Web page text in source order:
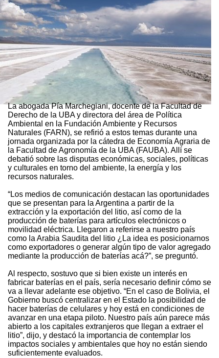
La abogada Pía Marchegiani, docente de la Facultad de
Derecho de la UBA y directora del área de Política
Ambiental en la Fundación Ambiente y Recursos
Naturales (FARN), se refirió a estos temas durante una
jornada organizada por la cátedra de Economía Agraria de
la Facultad de Agronomía de la UBA (FAUBA). Allí se
debatió sobre las disputas económicas, sociales, políticas
y culturales en torno del ambiente, la energía y los
recursos naturales.
“Los medios de comunicación destacan las oportunidades
que se presentan para la Argentina a partir de la
extracción y la exportación del litio, así como de la
producción de baterías para artículos electrónicos o
movilidad eléctrica. Llegaron a referirse a nuestro país
como la Arabia Saudita del litio ¿La idea es posicionarnos
como exportadores o generar algún tipo de valor agregado
mediante la producción de baterías acá?”, se preguntó.
Al respecto, sostuvo que si bien existe un interés en
fabricar baterías en el país, sería necesario definir cómo se
va a llevar adelante ese objetivo. “En el caso de Bolivia, el
Gobierno buscó centralizar en el Estado la posibilidad de
hacer baterías de celulares y hoy está en condiciones de
avanzar en una etapa piloto. Nuestro país aún parece más
abierto a los capitales extranjeros que llegan a extraer el
litio”, dijo, y destacó la importancia de contemplar los
impactos sociales y ambientales que hoy no están siendo
suficientemente evaluados.